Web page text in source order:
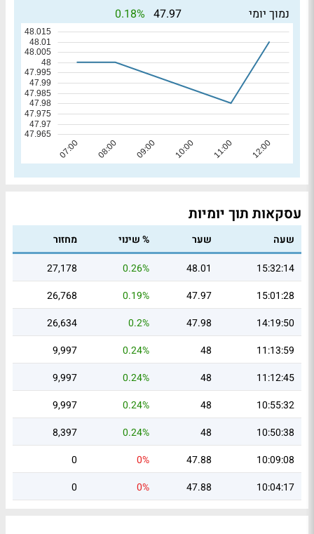
נמוך יומי
47.97
0.18%
עסקאות תוך יומיות
שעה שער % שינוי
מחזור
15:32:14
48.01
0.26%
27,178
15:01:28
47.97
0.19%
26,768
14:19:50
47.98
0.2%
26,634
11:13:59
48
0.24%
9,997
11:12:45
48
0.24%
9,997
10:55:32
48
0.24%
9,997
10:50:38
48
0.24%
8,397
10:09:08
47.88
0%
0
10:04:17
47.88
0%
0